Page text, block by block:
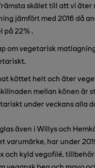
skälet till att vi
jämfört med 2016 då
på 22% .
om vegetarisk
köttet helt och äter
mellan könen är
under veckans alla
även i Willys och
varumärke, har under
och kyld vegofilé,